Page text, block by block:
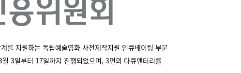
를 지원하는 독립예술영화 사전제작지원 인큐베이팅 부문
3일부터 17일까지 진행되었으며, 3편의 다큐멘터리를